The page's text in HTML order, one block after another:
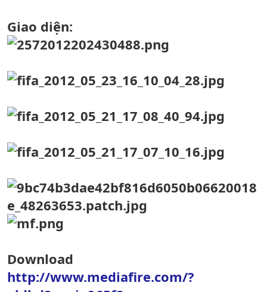
Giao diện:
Download
http://www.mediafire.com/?